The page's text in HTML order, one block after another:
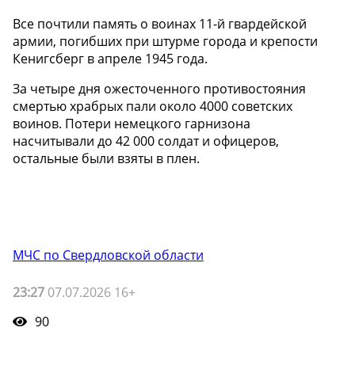
Все почтили память о воинах 11-й гвардейской
армии, погибших при штурме города и крепости
Кенигсберг в апреле 1945 года.
За четыре дня ожесточенного противостояния
смертью храбрых пали около 4000 советских
воинов. Потери немецкого гарнизона
насчитывали до 42 000 солдат и офицеров,
остальные были взяты в плен.
МЧС по Свердловской области
23:27 07.07.2026 16+
90